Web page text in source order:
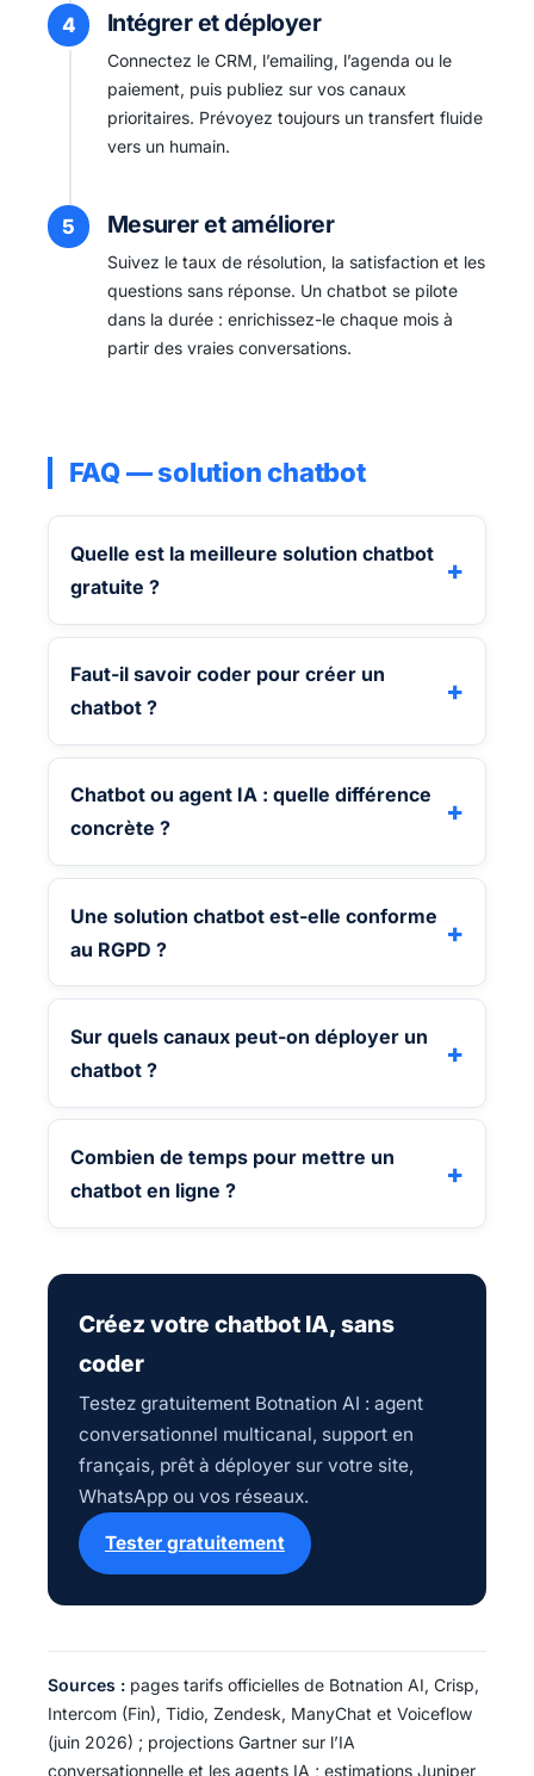
Intégrer et déployer
Connectez le CRM, l’emailing, l’agenda ou le
paiement, puis publiez sur vos canaux
prioritaires. Prévoyez toujours un transfert fluide
vers un humain.
Mesurer et améliorer
Suivez le taux de résolution, la satisfaction et les
questions sans réponse. Un chatbot se pilote
dans la durée : enrichissez-le chaque mois à
partir des vraies conversations.
FAQ — solution chatbot
Quelle est la meilleure solution chatbot
gratuite ?
Faut-il savoir coder pour créer un
chatbot ?
Chatbot ou agent IA : quelle différence
concrète ?
Une solution chatbot est-elle conforme
au RGPD ?
Sur quels canaux peut-on déployer un
chatbot ?
Combien de temps pour mettre un
chatbot en ligne ?
Créez votre chatbot IA, sans
coder
Testez gratuitement Botnation AI : agent
conversationnel multicanal, support en
français, prêt à déployer sur votre site,
WhatsApp ou vos réseaux.
Tester gratuitement
Sources : pages tarifs officielles de Botnation AI, Crisp,
Intercom (Fin), Tidio, Zendesk, ManyChat et Voiceflow
(juin 2026) ; projections Gartner sur l’IA
conversationnelle et les agents IA ; estimations Juniper